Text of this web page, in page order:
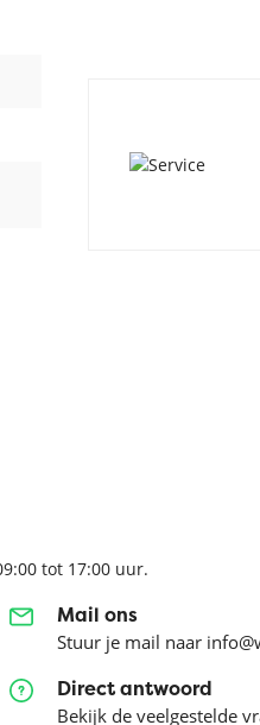
tot 17:00 uur.
Mail ons
Stuur je mail naar
Direct antwoord
Bekijk de veelgestelde